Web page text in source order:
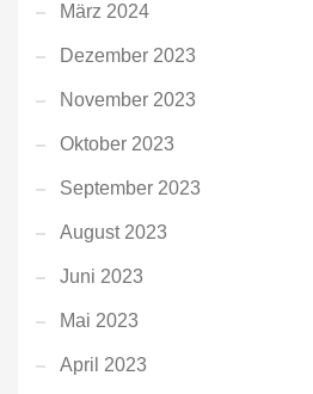
März 2024
Dezember 2023
November 2023
Oktober 2023
September 2023
August 2023
Juni 2023
Mai 2023
April 2023